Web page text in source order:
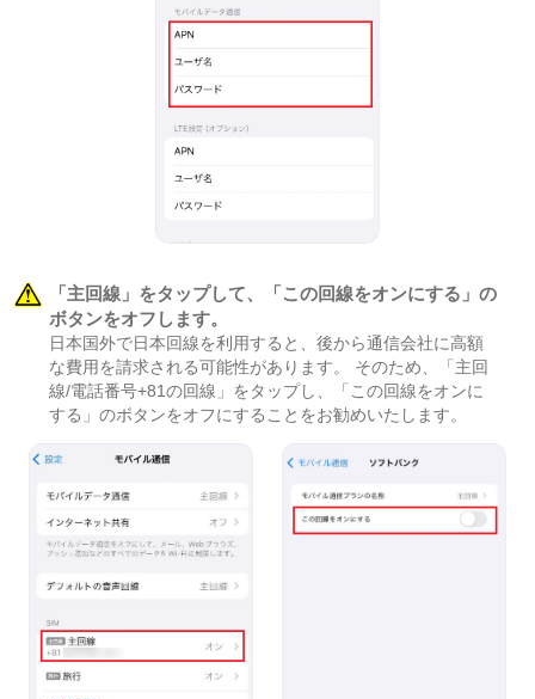
「主回線」をタップして、「この回線をオンにする」の
ボタンをオフします。
日本国外で日本回線を利用すると、後から通信会社に高額
な費用を請求される可能性があります。 そのため、「主回
線/電話番号+81の回線」をタップし、「この回線をオンに
する」のボタンをオフにすることをお勧めいたします。